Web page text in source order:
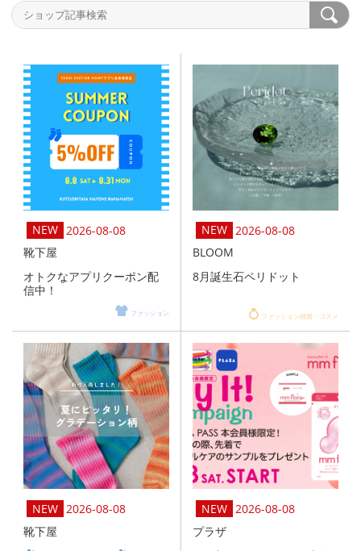
2026-08-08
靴下屋
オトクなアプリクーポン配
信中！
ファッション
2026-08-08
BLOOM
8月誕生石ペリドット
ファッション雑貨・コスメ
2026-08-08
靴下屋
2026-08-08
プラザ